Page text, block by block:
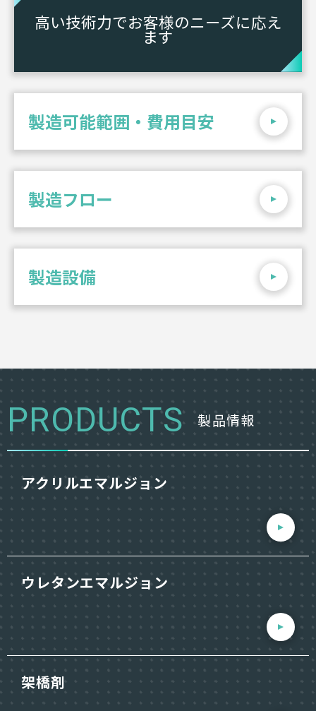
高い技術力でお客様のニーズに応え
ます
製造可能範囲・費用目安
製造フロー
製造設備
PRODUCTS 製品情報
アクリルエマルジョン
ウレタンエマルジョン
架橋剤